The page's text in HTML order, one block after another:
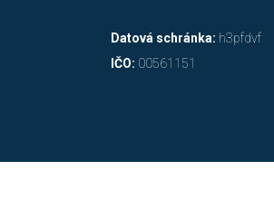
Datová schránka: h3pfdvf
IČO: 00561151